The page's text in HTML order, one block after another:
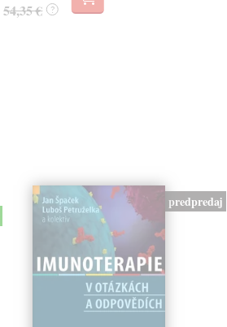
54,35 € ?
predpredaj